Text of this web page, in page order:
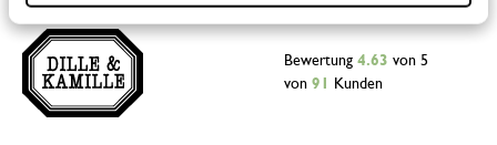
Bewertung 4.63 von 5
von 91 Kunden